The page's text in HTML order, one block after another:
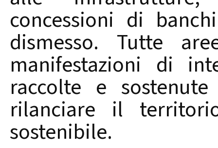
concessioni di
dismesso. Tutte
manifestazioni di
raccolte e
rilanciare il
sostenibile.